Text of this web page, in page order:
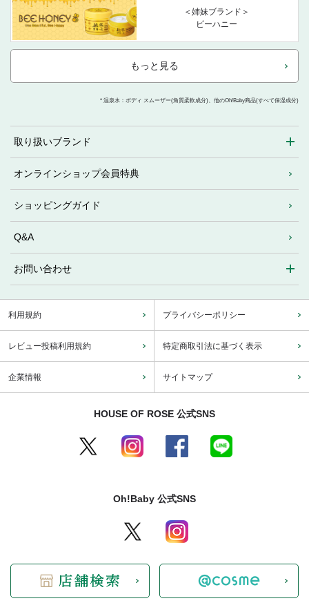
＜姉妹ブランド＞
ビーハニー
もっと見る
* 温泉水：ボディ スムーザー(角質柔軟成分)、他のOh!Baby商品(すべて保湿成分)
取り扱いブランド
オンラインショップ会員特典
ショッピングガイド
Q&A
お問い合わせ
利用規約 プライバシーポリシー
レビュー投稿利用規約 特定商取引法に基づく表示
企業情報 サイトマップ
HOUSE OF ROSE 公式SNS
Oh!Baby 公式SNS